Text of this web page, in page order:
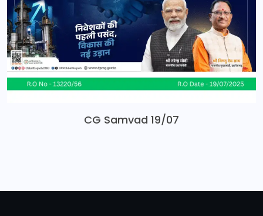
CG Samvad 19/07